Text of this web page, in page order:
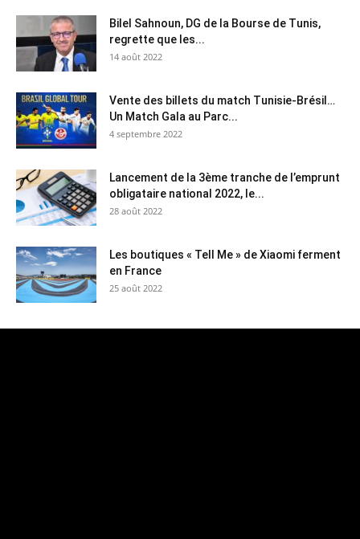
Bilel Sahnoun, DG de la Bourse de Tunis,
regrette que les...
14 août 2022
Vente des billets du match Tunisie-Brésil…
Un Match Gala au Parc...
4 septembre 2022
Lancement de la 3ème tranche de l’emprunt
obligataire national 2022, le...
28 août 2022
Les boutiques « Tell Me » de Xiaomi ferment
en France
25 août 2022